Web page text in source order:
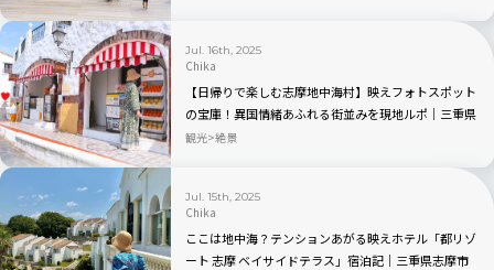
Jul. 16th, 2025
Chika
【日帰りで楽しむ志摩地中海村】映えフォトスポット
の宝庫！異国情緒あふれる街並みを現地ルポ｜三重県
志摩市
観光 絶景
Jul. 15th, 2025
Chika
ここは地中海？テンションあがる映えホテル「都リゾ
ート 志摩 ベイサイドテラス」宿泊記｜三重県志摩市